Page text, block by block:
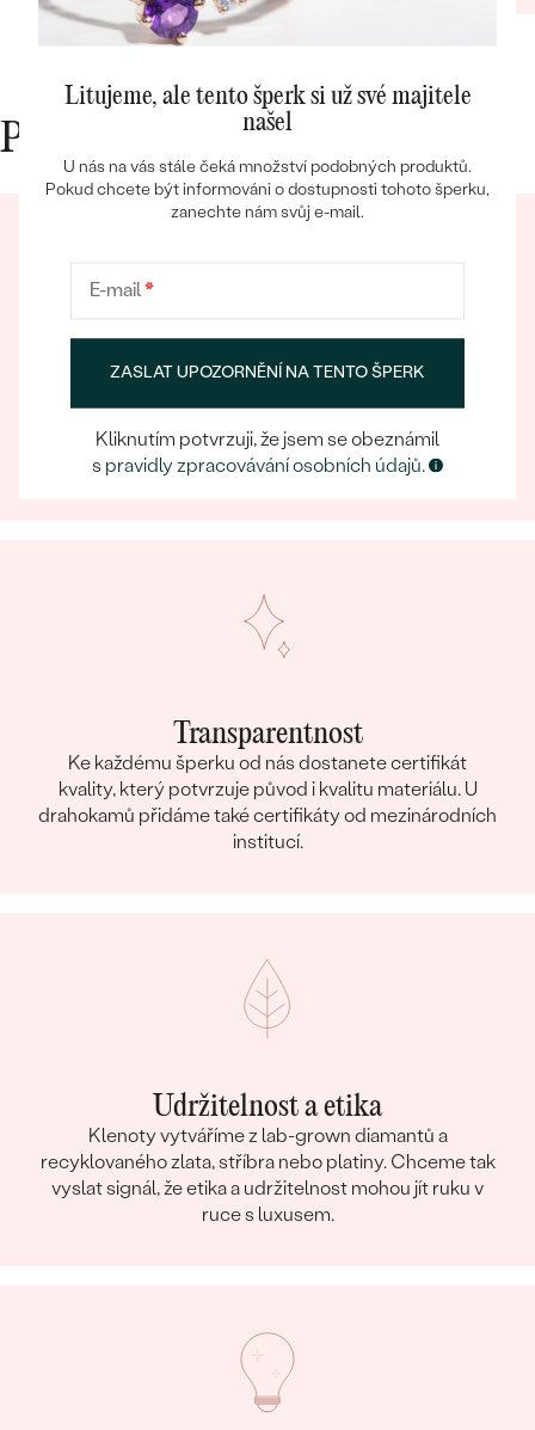
Bestsellery
Proč nakupovat v Eppi
Eppický zážitek
Při nakupování online i osobně se můžete spolehnout
na náš tým, který se postará o to, aby už samotný
výběr šperku byl eppickým zážitkem.
Transparentnost
Ke každému šperku od nás dostanete certifikát
kvality, který potvrzuje původ i kvalitu materiálu. U
drahokamů přidáme také certifikáty od mezinárodních
institucí.
Udržitelnost a etika
Klenoty vytváříme z lab-grown diamantů a
recyklovaného zlata, stříbra nebo platiny. Chceme tak
vyslat signál, že etika a udržitelnost mohou jít ruku v
ruce s luxusem.
Litujeme, ale tento šperk si už své majitele
našel
U nás na vás stále čeká množství podobných produktů.
Pokud chcete být informováni o dostupnosti tohoto šperku,
zanechte nám svůj e-mail.
E-mail*
ZASLAT UPOZORNĚNÍ NA TENTO ŠPERK
Kliknutím potvrzuji, že jsem se obeznámil
s pravidly zpracovávání osobních údajů.